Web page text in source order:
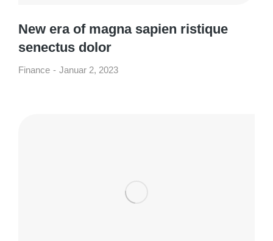
New era of magna sapien ristique
senectus dolor
Finance Januar 2, 2023